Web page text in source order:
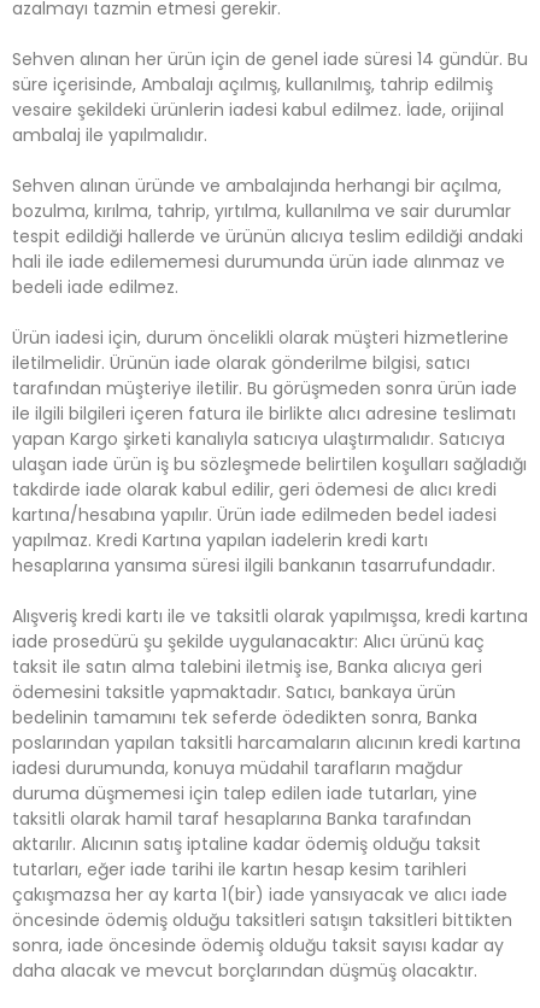
azalmayı tazmin etmesi gerekir.
Sehven alınan her ürün için de genel iade süresi 14 gündür. Bu
süre içerisinde, Ambalajı açılmış, kullanılmış, tahrip edilmiş
vesaire şekildeki ürünlerin iadesi kabul edilmez. İade, orijinal
ambalaj ile yapılmalıdır.
Sehven alınan üründe ve ambalajında herhangi bir açılma,
bozulma, kırılma, tahrip, yırtılma, kullanılma ve sair durumlar
tespit edildiği hallerde ve ürünün alıcıya teslim edildiği andaki
hali ile iade edilememesi durumunda ürün iade alınmaz ve
bedeli iade edilmez.
Ürün iadesi için, durum öncelikli olarak müşteri hizmetlerine
iletilmelidir. Ürünün iade olarak gönderilme bilgisi, satıcı
tarafından müşteriye iletilir. Bu görüşmeden sonra ürün iade
ile ilgili bilgileri içeren fatura ile birlikte alıcı adresine teslimatı
yapan Kargo şirketi kanalıyla satıcıya ulaştırmalıdır. Satıcıya
ulaşan iade ürün iş bu sözleşmede belirtilen koşulları sağladığı
takdirde iade olarak kabul edilir, geri ödemesi de alıcı kredi
kartına/hesabına yapılır. Ürün iade edilmeden bedel iadesi
yapılmaz. Kredi Kartına yapılan iadelerin kredi kartı
hesaplarına yansıma süresi ilgili bankanın tasarrufundadır.
Alışveriş kredi kartı ile ve taksitli olarak yapılmışsa, kredi kartına
iade prosedürü şu şekilde uygulanacaktır: Alıcı ürünü kaç
taksit ile satın alma talebini iletmiş ise, Banka alıcıya geri
ödemesini taksitle yapmaktadır. Satıcı, bankaya ürün
bedelinin tamamını tek seferde ödedikten sonra, Banka
poslarından yapılan taksitli harcamaların alıcının kredi kartına
iadesi durumunda, konuya müdahil tarafların mağdur
duruma düşmemesi için talep edilen iade tutarları, yine
taksitli olarak hamil taraf hesaplarına Banka tarafından
aktarılır. Alıcının satış iptaline kadar ödemiş olduğu taksit
tutarları, eğer iade tarihi ile kartın hesap kesim tarihleri
çakışmazsa her ay karta 1(bir) iade yansıyacak ve alıcı iade
öncesinde ödemiş olduğu taksitleri satışın taksitleri bittikten
sonra, iade öncesinde ödemiş olduğu taksit sayısı kadar ay
daha alacak ve mevcut borçlarından düşmüş olacaktır.